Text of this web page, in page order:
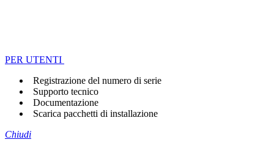
PER UTENTI
Registrazione del numero di serie
Supporto tecnico
Documentazione
Scarica pacchetti di installazione
Chiudi